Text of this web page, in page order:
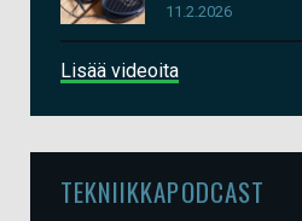
11.2.2026
Lisää videoita
TEKNIIKKAPODCAST